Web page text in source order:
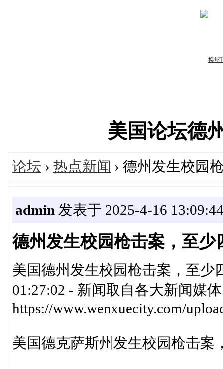
美国论坛德
论坛 › 热点新闻 › 德州发生校园
admin 发表于 2025-4-16 13:09:44
德州发生校园枪击案，至少
美国德州发生校园枪击案，至少
01:27:02 - 新闻取自各大新闻媒
https://www.wenxuecity.com/
美国德克萨斯州发生校园枪击案